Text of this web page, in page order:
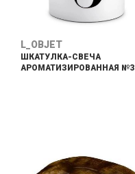
L_OBJET
ШКАТУЛКА-СВЕЧА
АРОМАТИЗИРОВАННАЯ №3